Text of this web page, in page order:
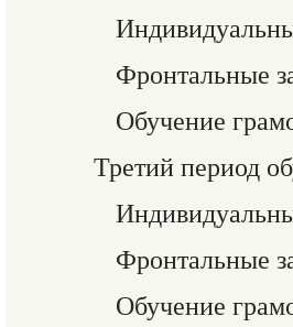
Фронтальные
Обучение
Третий период
Фронтальные
Обучение